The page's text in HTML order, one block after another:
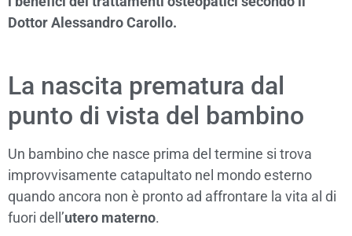
Dottor Alessandro Carollo.
La nascita prematura dal
punto di vista del bambino
Un bambino che nasce prima del termine si trova
improvvisamente catapultato nel mondo esterno
quando ancora non è pronto ad affrontare la vita al di
fuori dell’utero materno.